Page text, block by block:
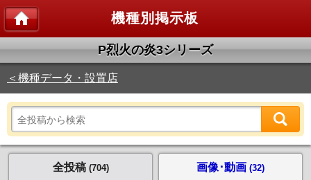
機種別掲示板
P烈火の炎3シリーズ
＜機種データ・設置店
全投稿 (704) 画像･動画 (32)